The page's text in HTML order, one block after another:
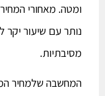
ומטה. מאחורי
נותר עם שיעור יקר
מסיבתיות.
המחשבה שלמחיר